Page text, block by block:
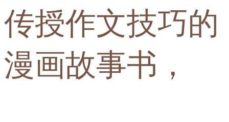
传授作文技巧的
漫画故事书，